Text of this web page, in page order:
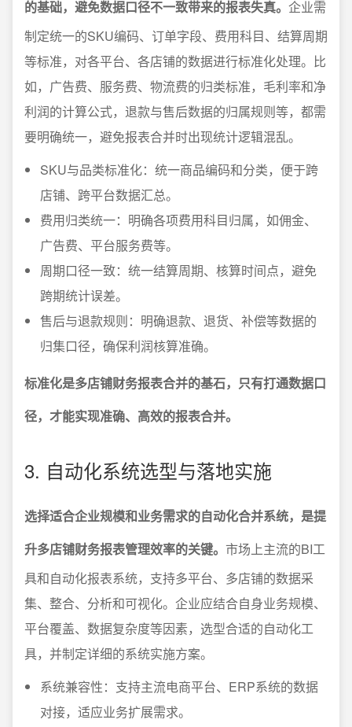
的基础，避免数据口径不一致带来的报表失真。 企业需
制定统一的SKU编码、订单字段、费用科目、结算周期
等标准，对各平台、各店铺的数据进行标准化处理。比
如，广告费、服务费、物流费的归类标准，毛利率和净
利润的计算公式，退款与售后数据的归属规则等，都需
要明确统一，避免报表合并时出现统计逻辑混乱。
SKU与品类标准化：统一商品编码和分类，便于跨
店铺、跨平台数据汇总。
费用归类统一：明确各项费用科目归属，如佣金、
广告费、平台服务费等。
周期口径一致：统一结算周期、核算时间点，避免
跨期统计误差。
售后与退款规则：明确退款、退货、补偿等数据的
归集口径，确保利润核算准确。
标准化是多店铺财务报表合并的基石，只有打通数据口
径，才能实现准确、高效的报表合并。
3. 自动化系统选型与落地实施
选择适合企业规模和业务需求的自动化合并系统，是提
升多店铺财务报表管理效率的关键。 市场上主流的BI工
具和自动化报表系统，支持多平台、多店铺的数据采
集、整合、分析和可视化。企业应结合自身业务规模、
平台覆盖、数据复杂度等因素，选型合适的自动化工
具，并制定详细的系统实施方案。
系统兼容性：支持主流电商平台、ERP系统的数据
对接，适应业务扩展需求。